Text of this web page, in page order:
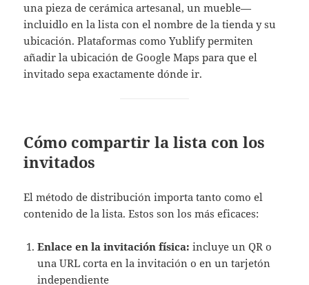
una pieza de cerámica artesanal, un mueble—
incluidlo en la lista con el nombre de la tienda y su
ubicación. Plataformas como Yublify permiten
añadir la ubicación de Google Maps para que el
invitado sepa exactamente dónde ir.
Cómo compartir la lista con los
invitados
El método de distribución importa tanto como el
contenido de la lista. Estos son los más eficaces:
Enlace en la invitación física: incluye un QR o
una URL corta en la invitación o en un tarjetón
independiente